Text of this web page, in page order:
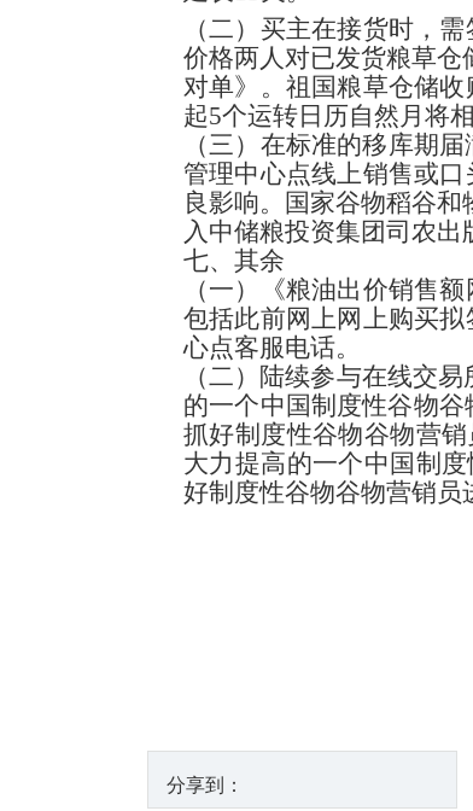
（二）买主在接货时，
价格两人对已发货粮草
对单》。祖国粮草仓储
起5个运转日历自然月将
（三）在标准的移库期
管理中心点线上销售或
良影响。国家谷物稻谷
入中储粮投资集团司农出
七、其余
（一）《粮油出价销售
包括此前网上网上购买
心点客服电话。
（二）陆续参与在线交
的一个中国制度性谷物
抓好制度性谷物谷物营
大力提高的一个中国制
好制度性谷物谷物营销员
分享到：